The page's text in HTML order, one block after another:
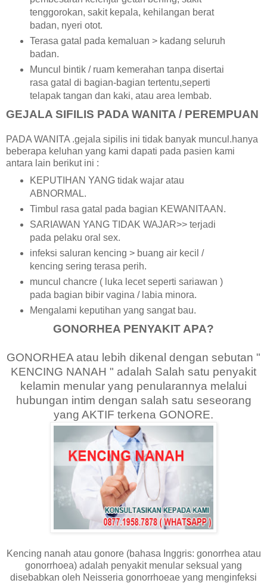
tenggorokan, sakit kepala, kehilangan berat
badan, nyeri otot.
Terasa gatal pada kemaluan > kadang seluruh
badan.
Muncul bintik / ruam kemerahan tanpa disertai
rasa gatal di bagian-bagian tertentu,seperti
telapak tangan dan kaki, atau area lembab.
GEJALA SIFILIS PADA WANITA / PEREMPUAN
PADA WANITA .gejala sipilis ini tidak banyak muncul.hanya
beberapa keluhan yang kami dapati pada pasien kami
antara lain berikut ini :
KEPUTIHAN YANG tidak wajar atau
ABNORMAL.
Timbul rasa gatal pada bagian KEWANITAAN.
SARIAWAN YANG TIDAK WAJAR>> terjadi
pada pelaku oral sex.
infeksi saluran kencing > buang air kecil /
kencing sering terasa perih.
muncul chancre ( luka lecet seperti sariawan )
pada bagian bibir vagina / labia minora.
Mengalami keputihan yang sangat bau.
GONORHEA PENYAKIT APA?
GONORHEA atau lebih dikenal dengan sebutan "
KENCING NANAH " adalah Salah satu penyakit
kelamin menular yang penularannya melalui
hubungan intim dengan salah satu seseorang
yang AKTIF terkena GONORE.
Kencing nanah atau gonore (bahasa Inggris: gonorrhea atau
gonorrhoea) adalah penyakit menular seksual yang
disebabkan oleh Neisseria gonorrhoeae yang menginfeksi